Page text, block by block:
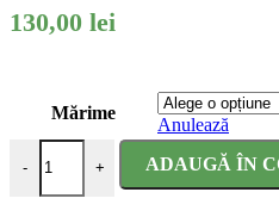
130,00 lei
Mărime
Anulează
-
Cantitate Costum carnaval fete
+ ADAUGĂ ÎN